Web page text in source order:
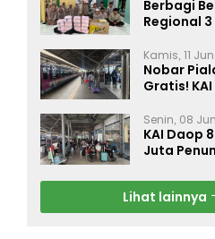
Timur
Berbagi
Regional
Kamis, 11
Nobar
Gratis!
Besar di 5
Senin, 08
KAI Daop
Juta
Sekolah
Lihat lainnya